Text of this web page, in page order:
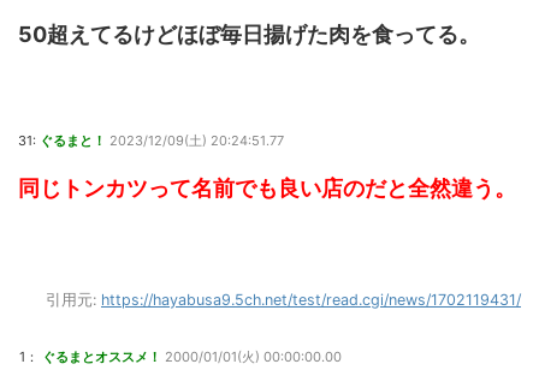
50超えてるけどほぼ毎日揚げた肉を食ってる。
31: ぐるまと！ 2023/12/09(土) 20:24:51.77
同じトンカツって名前でも良い店のだと全然違う。
引用元: https://hayabusa9.5ch.net/test/read.cgi/news/1702119431/
1： ぐるまとオススメ！ 2000/01/01(火) 00:00:00.00